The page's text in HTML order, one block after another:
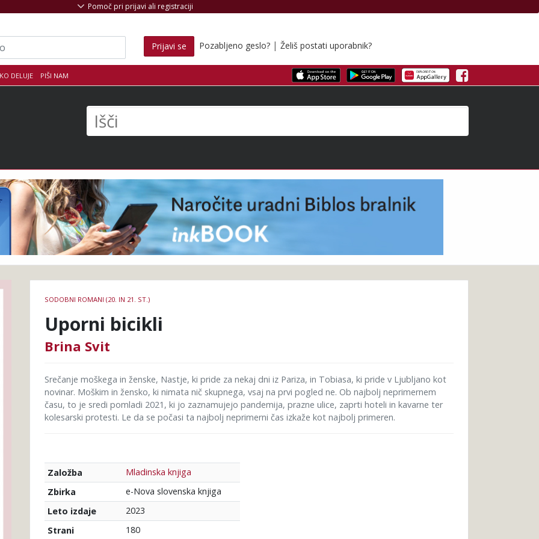
DELUJE PIŠI NAM Facebook
Pomoč pri prijavi ali registraciji
Prijavi se Pozabljeno geslo? | Želiš postati uporabnik?
knjige
SODOBNI ROMANI (20. IN 21. ST.)
Uporni bicikli
Brina Svit
Srečanje moškega in ženske, Nastje, ki pride za nekaj dni iz Pariza, in Tobiasa, ki pride v Ljubljano kot
novinar. Moškim in žensko, ki nimata nič skupnega, vsaj na prvi pogled ne. Ob najbolj neprimernem
času, to je sredi pomladi 2021, ki jo zaznamujejo pandemija, prazne ulice, zaprti hoteli in kavarne ter
kolesarski protesti. Le da se počasi ta najbolj neprimerni čas izkaže kot najbolj primeren.
Založba
Mladinska knjiga
Zbirka
e-Nova slovenska knjiga
Leto izdaje
2023
Strani
180